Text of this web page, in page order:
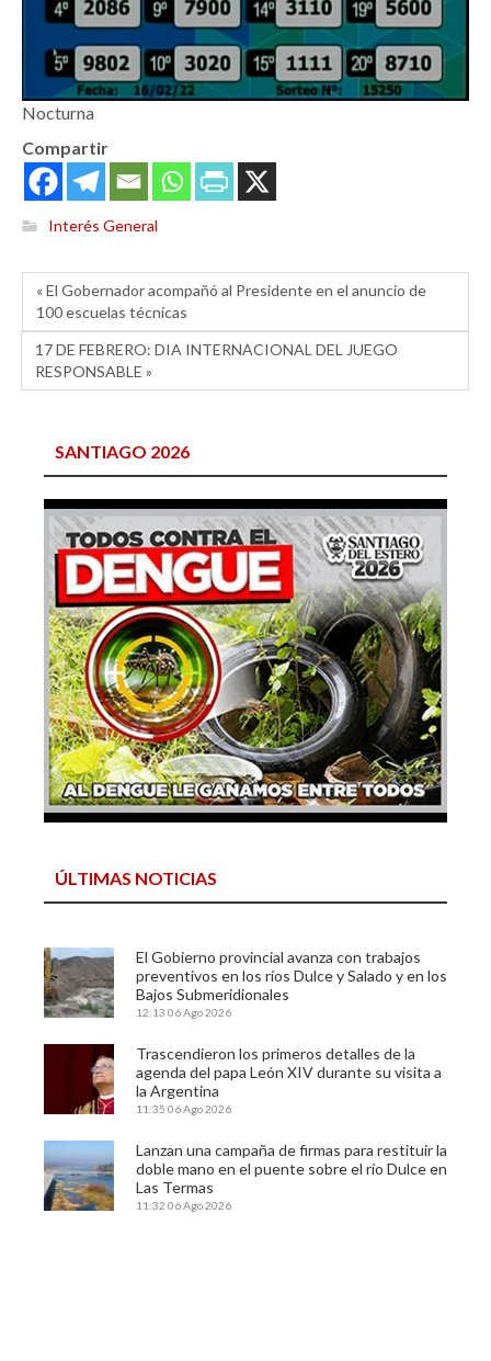
Nocturna
Compartir
Interés General
« El Gobernador acompañó al Presidente en el anuncio de
100 escuelas técnicas
17 DE FEBRERO: DIA INTERNACIONAL DEL JUEGO
RESPONSABLE »
SANTIAGO 2026
ÚLTIMAS NOTICIAS
El Gobierno provincial avanza con trabajos
preventivos en los ríos Dulce y Salado y en los
Bajos Submeridionales
12:13 06 Ago 2026
Trascendieron los primeros detalles de la
agenda del papa León XIV durante su visita a
la Argentina
11:35 06 Ago 2026
Lanzan una campaña de firmas para restituir la
doble mano en el puente sobre el río Dulce en
Las Termas
11:32 06 Ago 2026